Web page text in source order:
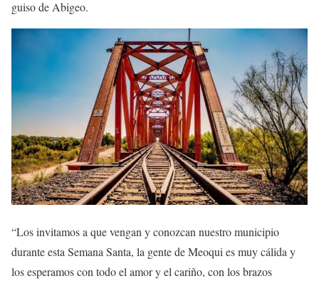
guiso de Abigeo.
“Los invitamos a que vengan y conozcan nuestro municipio
durante esta Semana Santa, la gente de Meoqui es muy cálida y
los esperamos con todo el amor y el cariño, con los brazos